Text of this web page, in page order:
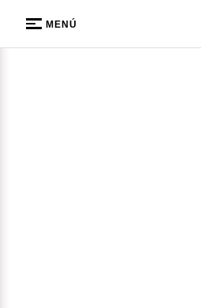
MENÚ